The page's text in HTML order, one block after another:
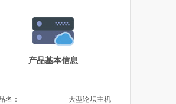
产品基本信息
名： 大型论坛主机